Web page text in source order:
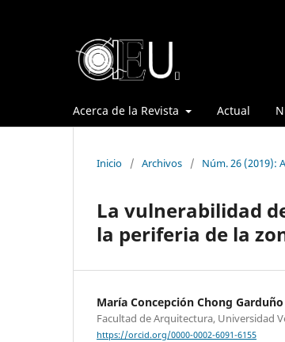
Acerca de la Revista Actual
Inicio / Archivos / Núm. 26 (2019):
La vulnerabilidad
la periferia de la
María Concepción Chong Garduño
Facultad de Arquitectura, Universidad
https://orcid.org/0000-0002-6091-6155